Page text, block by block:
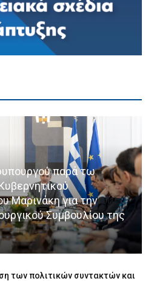
παρά τω
Μαρινάκη για την
Συμβουλίου της
των πολιτικών συντακτών και